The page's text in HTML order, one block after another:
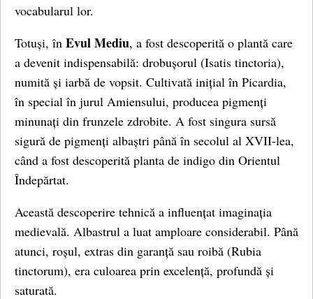
vocabularul lor.
Totuși, în Evul Mediu, a fost descoperită o plantă care
a devenit indispensabilă: drobușorul (Isatis tinctoria),
numită și iarbă de vopsit. Cultivată inițial în Picardia,
în special în jurul Amiensului, producea pigmenți
minunați din frunzele zdrobite. A fost singura sursă
sigură de pigmenți albaștri până în secolul al XVII-lea,
când a fost descoperită planta de indigo din Orientul
Îndepărtat.
Această descoperire tehnică a influențat imaginația
medievală. Albastrul a luat amploare considerabil. Până
atunci, roșul, extras din garanță sau roibă (Rubia
tinctorum), era culoarea prin excelență, profundă și
saturată.